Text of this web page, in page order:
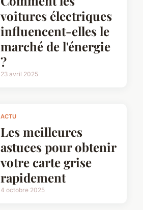
voitures électriques
influencent-elles le
marché de l'énergie
?
23 avril 2025
ACTU
Les meilleures
astuces pour obtenir
votre carte grise
rapidement
4 octobre 2025